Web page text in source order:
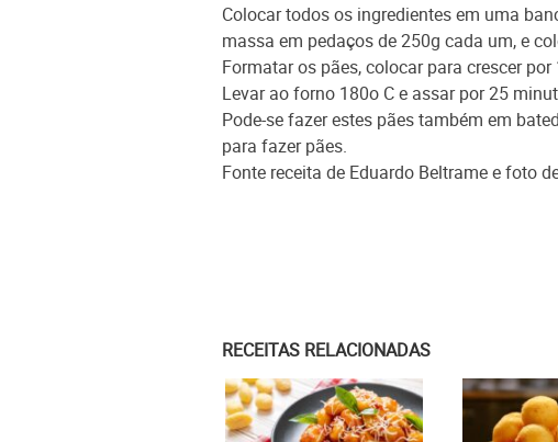
Colocar todos os ingredientes em uma
massa em pedaços de 250g cada um, e
Formatar os pães, colocar para crescer
Levar ao forno 180o C e assar por 25
Pode-se fazer estes pães também em
para fazer pães.
Fonte receita de Eduardo Beltrame e foto
RECEITAS RELACIONADAS